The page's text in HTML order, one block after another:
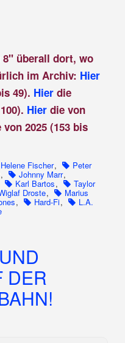
8" überall dort, wo
im Archiv: Hier
49). Hierdie
Hier die von
von 2025 (153 bis
Helene Fischer, Peter
, Johnny Marr,
Karl Bartos, Taylor
Droste, Marius
, Hard-Fi, L.A.
DER